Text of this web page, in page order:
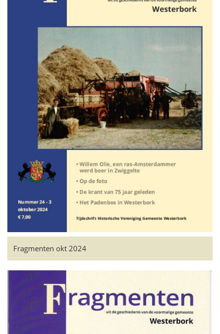
Fragmenten okt 2024